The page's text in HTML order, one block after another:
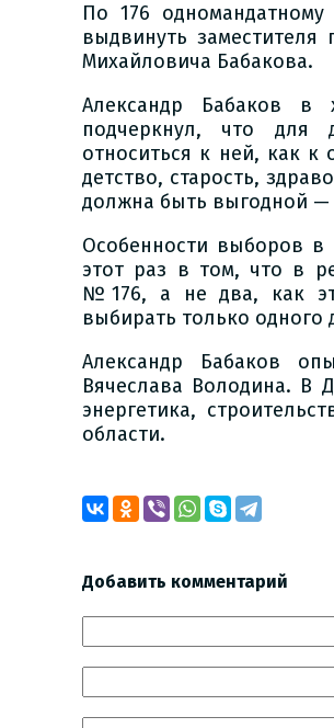
По 176
выдвинуть заместителя
Михайловича Бабакова.
Александр Бабаков в
подчеркнул, что для
относиться к ней, как
детство, старость,
должна быть выгодной
Особенности выборов в
этот раз в том, что в
№176, а не два, как
выбирать только одного
Александр Бабаков
Вячеслава Володина. В
энергетика,
области.
Добавить комментарий